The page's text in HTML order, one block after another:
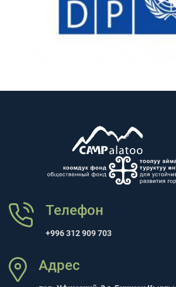
Телефон
+996 312 909 703
Адрес